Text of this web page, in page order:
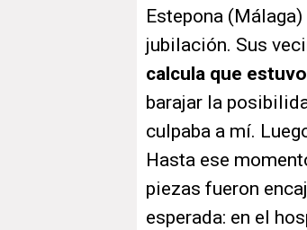
Estepona
jubilación. Sus
calcula que
barajar la
culpaba a mí.
Hasta ese
piezas fueron
esperada: en el